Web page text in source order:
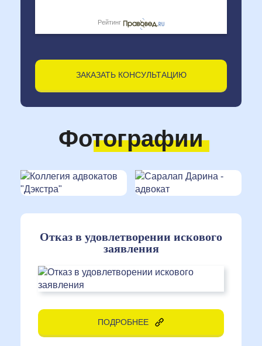
Рейтинг
ЗАКАЗАТЬ КОНСУЛЬТАЦИЮ
Фотографии
Отказ в удовлетворении искового
заявления
ПОДРОБНЕЕ